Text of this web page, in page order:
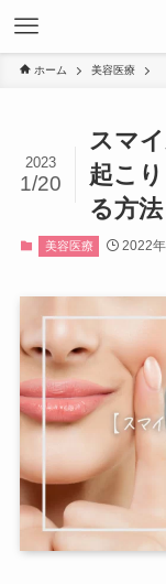
ホーム 美容医療
スマ
起こ
る方法
2023
1/20
美容医療 2022